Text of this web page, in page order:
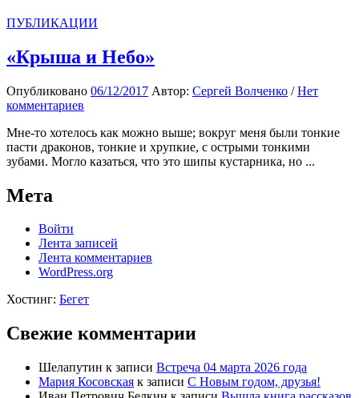
ПУБЛИКАЦИИ
«Крыша и Небо»
Опубликовано 06/12/2017 Автор: Сергей Волченко /Нет
комментариев
Мне-то хотелось как можно выше; вокруг меня были тонкие
пасти драконов, тонкие и хрупкие, с острыми тонкими
зубами. Могло казаться, что это шипы кустарника, но ...
Мета
Войти
Лента записей
Лента комментариев
WordPress.org
Хостинг: Бегет
Свежие комментарии
Шелапутин к записи Встреча 04 марта 2026 года
Мария Косовская к записи С Новым годом, друзья!